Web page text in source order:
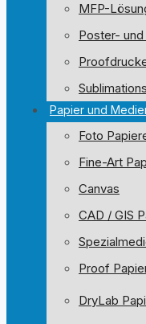
MFP-
Poster-
Papier und
Foto
Fine-Art
Canvas
CAD / GIS
Proof
DryLab